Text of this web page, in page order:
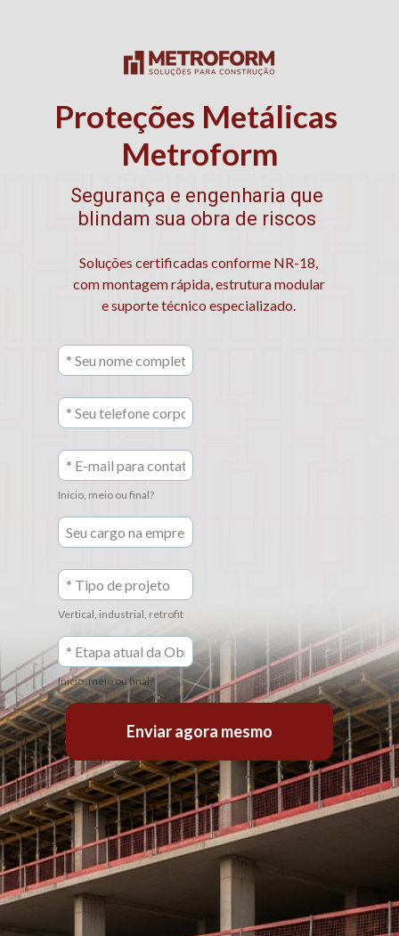
Proteções Metálicas
Metroform
Segurança e engenharia que
blindam sua obra de riscos
Soluções certificadas conforme NR-18,
com montagem rápida, estrutura modular
e suporte técnico especializado.
Inicio, meio ou final?
Vertical, industrial, retrofit
Inicio, meio ou final?
Enviar agora mesmo